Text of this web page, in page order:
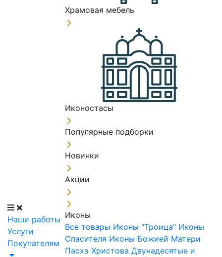
Наши работы
Услуги
Покупателям
Храмовая мебель
Иконостасы
Популярные подборки
Новинки
Акции
Иконы
Все товары Иконы "Троица" Иконы
Спасителя Иконы Божией Матери
Пасха Христова Двунадесятые и